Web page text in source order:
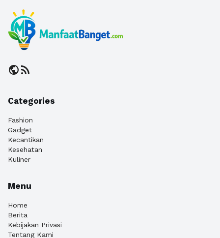
publicrss_feed
Categories
Fashion
Gadget
Kecantikan
Kesehatan
Kuliner
Menu
Home
Berita
Kebijakan Privasi
Tentang Kami